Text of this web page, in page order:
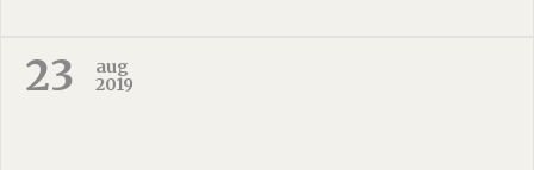
23
aug
2019